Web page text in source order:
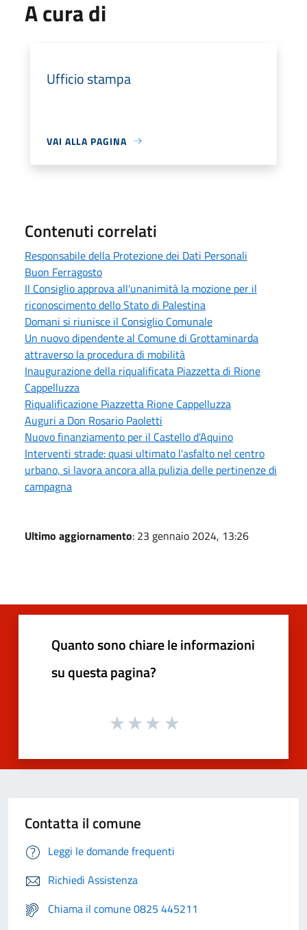
A cura di
Ufficio stampa
VAI ALLA PAGINA
Contenuti correlati
Responsabile della Protezione dei Dati Personali
Buon Ferragosto
Il Consiglio approva all'unanimità la mozione per il
riconoscimento dello Stato di Palestina
Domani si riunisce il Consiglio Comunale
Un nuovo dipendente al Comune di Grottaminarda
attraverso la procedura di mobilità
Inaugurazione della riqualificata Piazzetta di Rione
Cappelluzza
Riqualificazione Piazzetta Rione Cappelluzza
Auguri a Don Rosario Paoletti
Nuovo finanziamento per il Castello d'Aquino
Interventi strade: quasi ultimato l'asfalto nel centro
urbano, si lavora ancora alla pulizia delle pertinenze di
campagna
Ultimo aggiornamento: 23 gennaio 2024, 13:26
Quanto sono chiare le informazioni
su questa pagina?
Contatta il comune
Leggi le domande frequenti
Richiedi Assistenza
Chiama il comune 0825 445211